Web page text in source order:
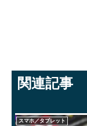
関連記事
スマホ／タブレット